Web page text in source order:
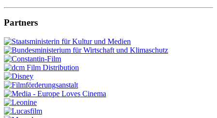
Partners